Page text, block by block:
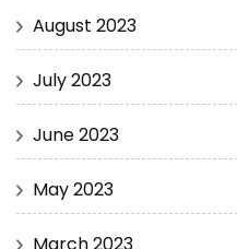
August 2023
July 2023
June 2023
May 2023